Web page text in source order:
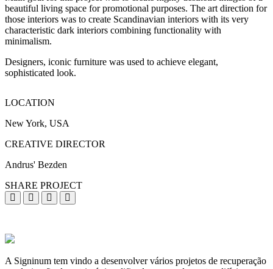
beautiful living space for promotional purposes. The art direction for
those interiors was to create Scandinavian interiors with its very
characteristic dark interiors combining functionality with
minimalism.
Designers, iconic furniture was used to achieve elegant,
sophisticated look.
LOCATION
New York, USA
CREATIVE DIRECTOR
Andrus' Bezden
SHARE PROJECT
A Signinum tem vindo a desenvolver vários projetos de recuperação